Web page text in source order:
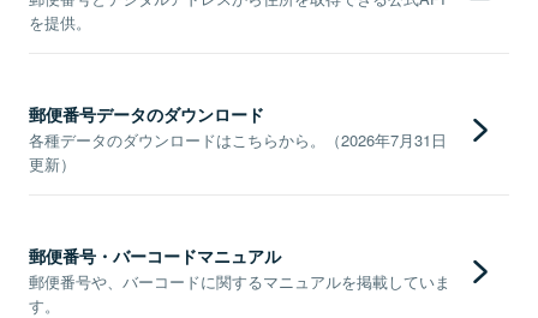
を提供。
郵便番号データのダウンロード
各種データのダウンロードはこちらから。（2026年7月31日
更新）
郵便番号・バーコードマニュアル
郵便番号や、バーコードに関するマニュアルを掲載していま
す。